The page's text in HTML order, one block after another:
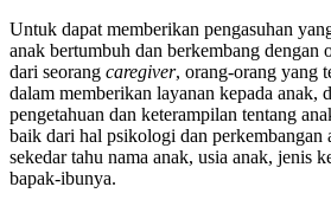
Untuk dapat memberikan pengasuhan
anak bertumbuh dan berkembang dengan
dari seorang caregiver, orang-orang yang
dalam memberikan layanan kepada anak,
pengetahuan dan keterampilan tentang
baik dari hal psikologi dan perkembangan
sekedar tahu nama anak, usia anak, jenis
bapak-ibunya.